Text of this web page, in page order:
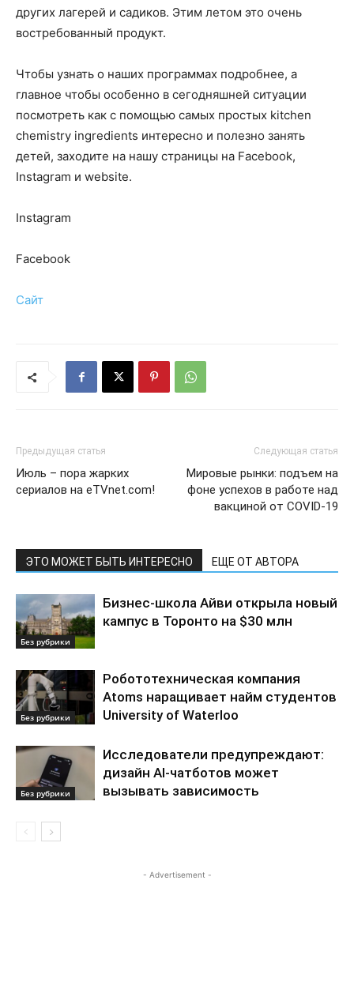
других лагерей и садиков. Этим летом это очень
востребованный продукт.
Чтобы узнать о наших программах подробнее, а
главное чтобы особенно в сегодняшней ситуации
посмотреть как с помощью самых простых kitchen
chemistry ingredients интересно и полезно занять
детей, заходите на нашу страницы на Facebook,
Instagram и website.
Instagram
Facebook
Сайт
Предыдущая статья
Июль – пора жарких
сериалов на eTVnet.com!
Следующая статья
Мировые рынки: подъем на
фоне успехов в работе над
вакциной от COVID-19
ЭТО МОЖЕТ БЫТЬ ИНТЕРЕСНО ЕЩЕ ОТ АВТОРА
Без рубрики
Бизнес-школа Айви открыла новый
кампус в Торонто на $30 млн
Без рубрики
Робототехническая компания
Atoms наращивает найм студентов
University of Waterloo
Без рубрики
Исследователи предупреждают:
дизайн AI-чатботов может
вызывать зависимость
- Advertisement -